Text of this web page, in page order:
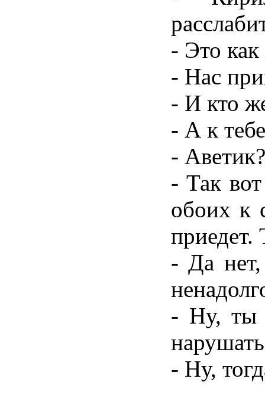
- Это
- Нас
- И кто
- А к
-
- Так
обоих к
приедет.
- Да нет,
- Ну, ты
- Ну,